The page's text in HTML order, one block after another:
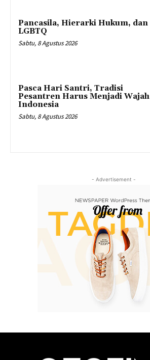
Pancasila, Hierarki Hukum, dan
LGBTQ
Sabtu, 8 Agustus 2026
Pasca Hari Santri, Tradisi
Pesantren Harus Menjadi Wajah
Indonesia
Sabtu, 8 Agustus 2026
- Advertisement -